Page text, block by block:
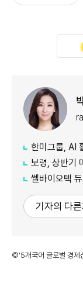
한미그룹, AI
보령, 상반기 매
쎌바이오텍
기자의 다
©'5개국어 글로벌 경제